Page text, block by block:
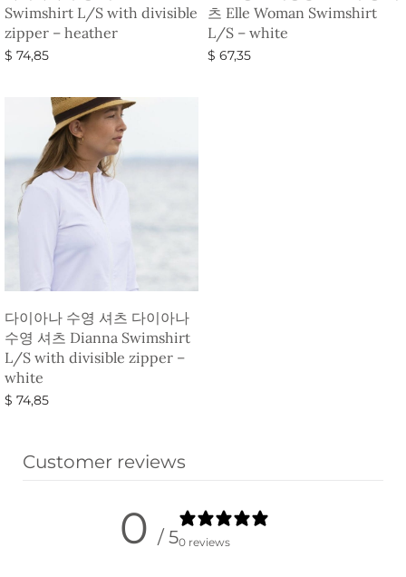
Swimshirt L/S with divisible
zipper – heather
$ 74,85
츠 Elle Woman Swimshirt
L/S – white
$ 67,35
다이아나 수영 셔츠 다이아나
수영 셔츠 Dianna Swimshirt
L/S with divisible zipper –
white
$ 74,85
Customer reviews
0 / 50 reviews